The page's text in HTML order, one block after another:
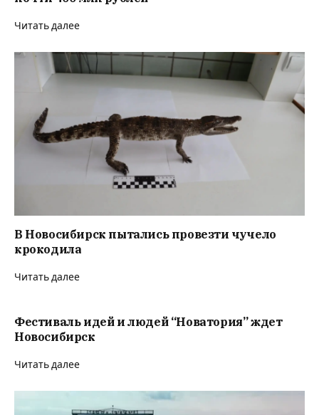
Читать далее
В Новосибирск пытались провезти чучело
крокодила
Читать далее
Фестиваль идей и людей “Новатория” ждет
Новосибирск
Читать далее